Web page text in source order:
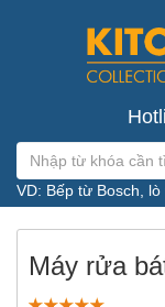
VD: Bếp từ Bosch,
Máy rửa